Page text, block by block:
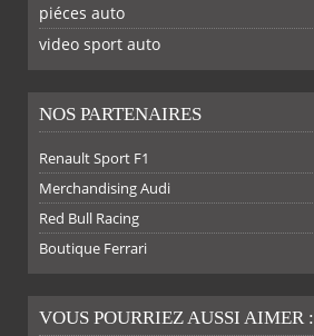
SUR SUR SUR SUR
FACEBOOKTWITTER
piéces auto
video sport auto
NOS PARTENAIRES
Renault Sport F1
Merchandising Audi
Red Bull Racing
Boutique Ferrari
VOUS POURRIEZ AUSSI AIMER :